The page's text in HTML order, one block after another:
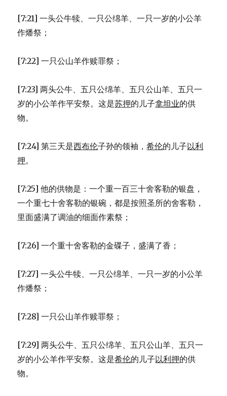
[7:21] 一头公牛犊、一只公绵羊、一只一岁的小公羊
作燔祭；
[7:22] 一只公山羊作赎罪祭；
[7:23] 两头公牛、五只公绵羊、五只公山羊、五只一
岁的小公羊作平安祭。这是苏押的儿子拿坦业的供
物。
[7:24] 第三天是西布伦子孙的领袖，希伦的儿子以利
押。
[7:25] 他的供物是：一个重一百三十舍客勒的银盘，
一个重七十舍客勒的银碗，都是按照圣所的舍客勒，
里面盛满了调油的细面作素祭；
[7:26] 一个重十舍客勒的金碟子，盛满了香；
[7:27] 一头公牛犊、一只公绵羊、一只一岁的小公羊
作燔祭；
[7:28] 一只公山羊作赎罪祭；
[7:29] 两头公牛、五只公绵羊、五只公山羊、五只一
岁的小公羊作平安祭。这是希伦的儿子以利押的供
物。